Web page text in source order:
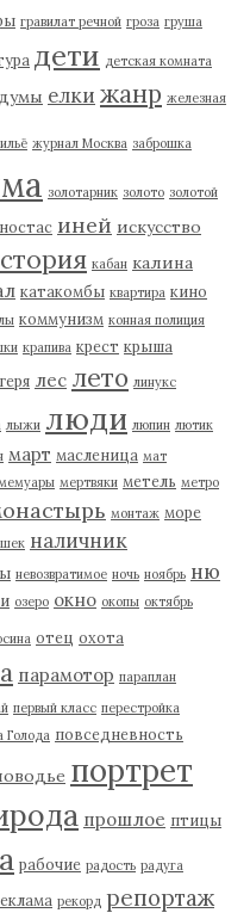
гравилат речной гроза груша
дети детская комната
елки жанр железная
журнал Москва заброшка
золотарник золото золотой
иней искусство
кабан калина
катакомбы квартира кино
коммунизм конная полиция
крапива крест крыша
лес лето линукс
лыжи люди люпин лютик
март масленица мат
мертвяки метель метро
монтаж море
наличник
невозвратимое ночь ноябрь ню
озеро окно окопы октябрь
отец охота
парамотор параплан
первый класс перестройка
Голода повседневность
портрет
прошлое птицы
рабочие радость радуга
рекорд репортаж